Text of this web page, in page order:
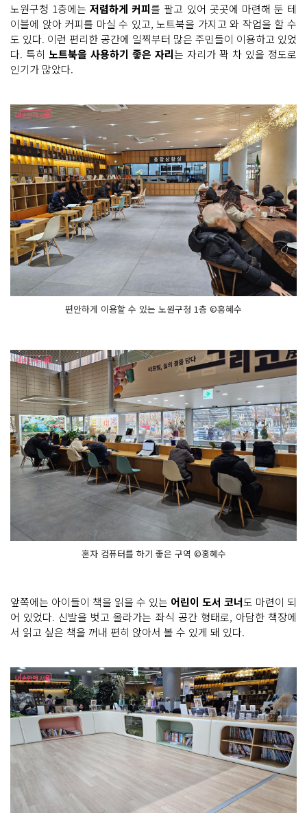
노원구청 1층에는저렴하게 커피를 팔고 있어 곳곳에 마련해 둔 테
이블에 앉아 커피를 마실 수 있고, 노트북을 가지고 와 작업을 할 수
도 있다. 이런 편리한 공간에 일찍부터 많은 주민들이 이용하고 있었
다. 특히 노트북을 사용하기 좋은 자리는 자리가 꽉 차 있을 정도로
인기가 많았다.
편안하게 이용할 수 있는 노원구청 1층 ©홍혜수
혼자 컴퓨터를 하기 좋은 구역 ©홍혜수
앞쪽에는 아이들이 책을 읽을 수 있는 어린이 도서 코너도 마련이 되
어 있었다. 신발을 벗고 올라가는 좌식 공간 형태로, 아담한 책장에
서 읽고 싶은 책을 꺼내 편히 앉아서 볼 수 있게 돼 있다.